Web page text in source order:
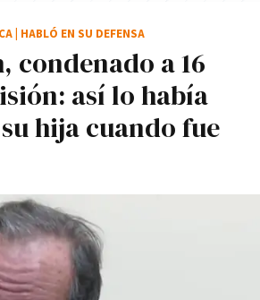
condenado a 16
así lo había
hija cuando fue
HABLÓ EN SU DEFENSA